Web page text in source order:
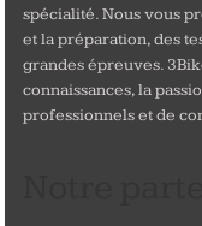
spécialité. Nous vous
et la préparation, des
grandes épreuves.
connaissances, la
professionnels et de